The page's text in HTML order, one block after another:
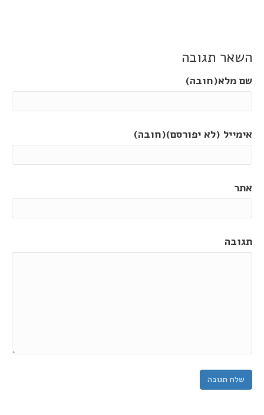
השאר תגובה
שם מלא(חובה)
אימייל (לא יפורסם)(חובה)
אתר
תגובה